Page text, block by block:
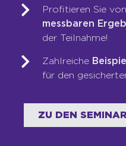
Auszeichnungen
Franchise
Seminare
Profitieren Sie von
messbaren
der Teilnahme!
Zahlreiche
für den
ZU DEN